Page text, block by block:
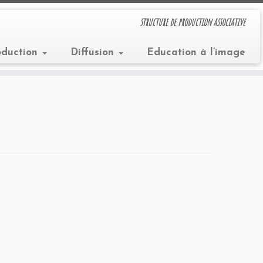
structure de production associative
Diffusion Education à l’image